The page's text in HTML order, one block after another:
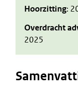
Hoorzitting:
Overdracht
2025